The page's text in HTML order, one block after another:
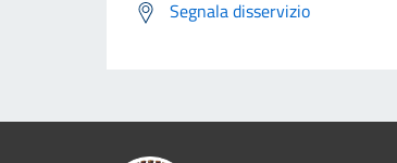
Segnala disservizio